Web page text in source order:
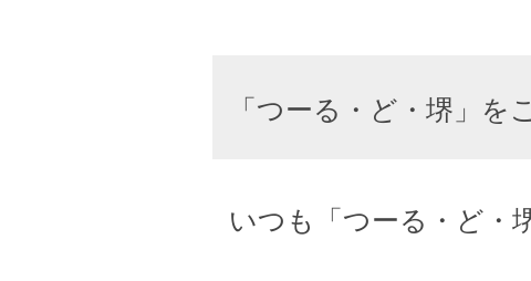
「つーる・ど・堺」
いつも「つーる・ど・